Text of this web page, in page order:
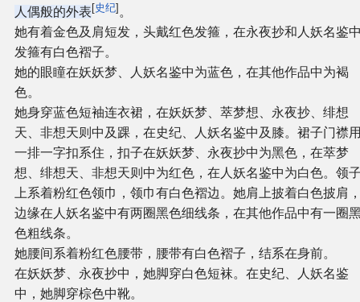
人偶般的外表 [史纪] 。
她有着金色及肩短发，头戴红色发箍，在永夜抄和人妖名鉴
发箍有白色褶子。
她的眼瞳在妖妖梦、人妖名鉴中为蓝色，在其他作品中为褐
色。
她身穿蓝色短袖连衣裙，在妖妖梦、萃梦想、永夜抄、绯想
天、非想天则中及踝，在史纪、人妖名鉴中及膝。裙子门襟
一排一字扣系住，扣子在妖妖梦、永夜抄中为黑色，在萃梦
想、绯想天、非想天则中为红色，在人妖名鉴中为白色。领
上系着粉红色领巾，领巾有白色褶边。她肩上披着白色披肩
边缘在人妖名鉴中有两圈黑色细线条，在其他作品中有一圈
色粗线条。
她腰间系着粉红色腰带，腰带有白色褶子，结系在身前。
在妖妖梦、永夜抄中，她脚穿白色短袜。在史纪、人妖名鉴
中，她脚穿棕色中靴。